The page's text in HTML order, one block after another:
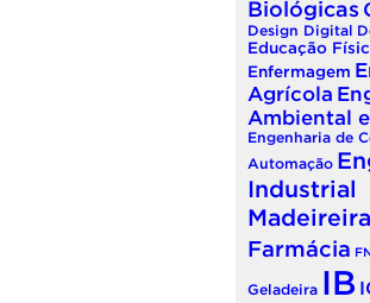
Biológicas
Design Digital
Educação
Enfermagem
Agrícola
Ambiental
Engenharia de
Automação
Industrial
Madeireira
Farmácia
Geladeira IB